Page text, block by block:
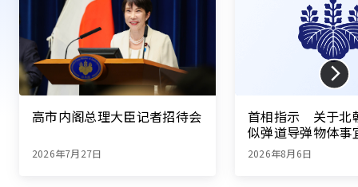
高市内阁总理大臣记者招待会
2026年7月27日
首相指示 关于北
似弹道导弹物体事
发布）
2026年8月6日